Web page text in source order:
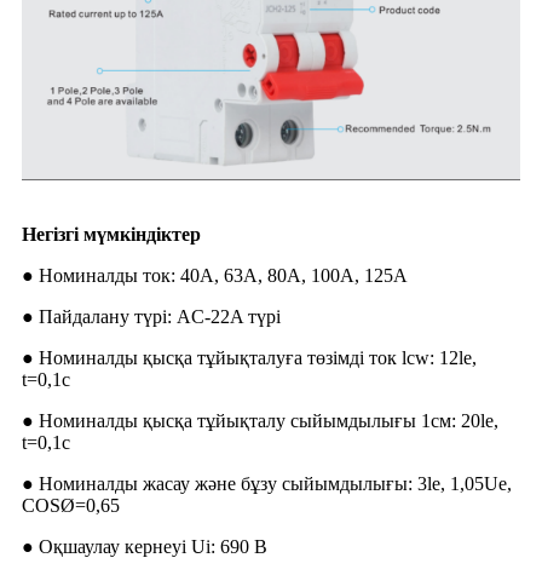
Негізгі мүмкіндіктер
● Номиналды ток: 40A, 63A, 80A, 100A, 125A
● Пайдалану түрі: AC-22A түрі
● Номиналды қысқа тұйықталуға төзімді ток lcw: 12le,
t=0,1с
● Номиналды қысқа тұйықталу сыйымдылығы 1см: 20le,
t=0,1с
● Номиналды жасау және бұзу сыйымдылығы: 3le, 1,05Ue,
COSØ=0,65
● Оқшаулау кернеуі Ui: 690 В